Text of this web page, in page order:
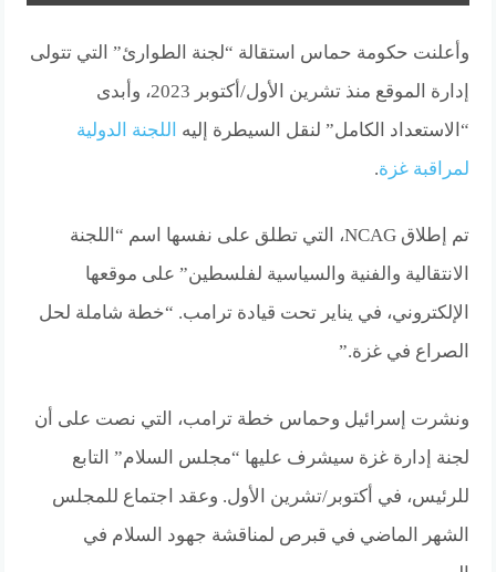
وأعلنت حكومة حماس استقالة “لجنة الطوارئ” التي تتولى
إدارة الموقع منذ تشرين الأول/أكتوبر 2023،
وأبدى
“الاستعداد الكامل” لنقل السيطرة إليه اللجنة الدولية
لمراقبة غزة.
تم إطلاق NCAG، التي تطلق على نفسها اسم “اللجنة
الانتقالية والفنية والسياسية لفلسطين” على موقعها
الإلكتروني، في يناير تحت قيادة ترامب. “خطة شاملة لحل
الصراع في غزة.”
ونشرت إسرائيل وحماس خطة ترامب، التي نصت على أن
لجنة إدارة غزة سيشرف عليها “مجلس السلام” التابع
للرئيس، في أكتوبر/تشرين الأول. وعقد اجتماع للمجلس
الشهر الماضي في قبرص لمناقشة جهود السلام في